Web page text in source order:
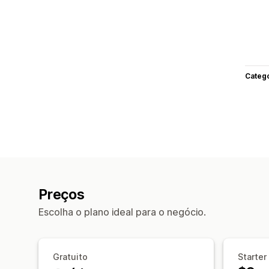
Preços
Escolha o plano ideal para o negócio.
Gratuito Starter